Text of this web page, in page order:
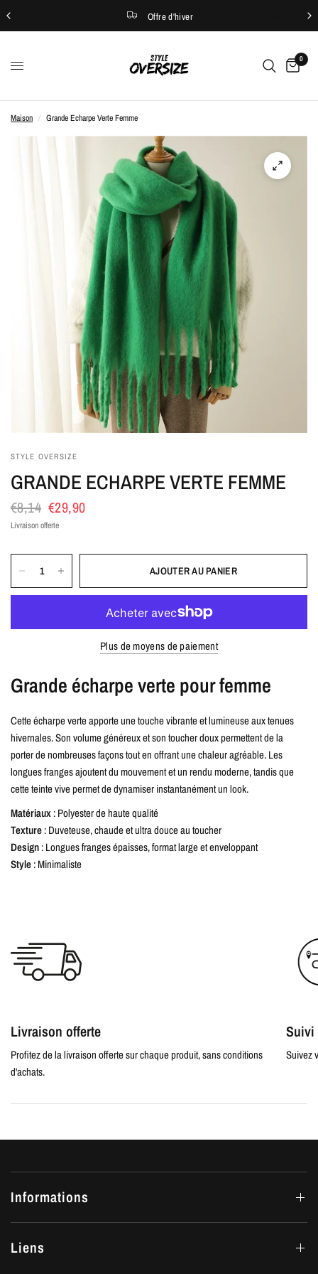
Offre d'hiver
0
Maison / Grande Echarpe Verte Femme
STYLE OVERSIZE
GRANDE ECHARPE VERTE FEMME
€8,14 €29,90
Livraison offerte
AJOUTER AU PANIER
Plus de moyens de paiement
Grande écharpe verte pour femme
Cette écharpe verte apporte une touche vibrante et lumineuse aux tenues
hivernales. Son volume généreux et son toucher doux permettent de la
porter de nombreuses façons tout en offrant une chaleur agréable. Les
longues franges ajoutent du mouvement et un rendu moderne, tandis que
cette teinte vive permet de dynamiser instantanément un look.
Matériaux: Polyester de haute qualité
Texture: Duveteuse, chaude et ultra douce au toucher
Design: Longues franges épaisses, format large et enveloppant
Style: Minimaliste
Livraison offerte
Profitez de la livraison offerte sur chaque produit, sans conditions
d'achats.
Suivi
Suivez
Informations
Liens